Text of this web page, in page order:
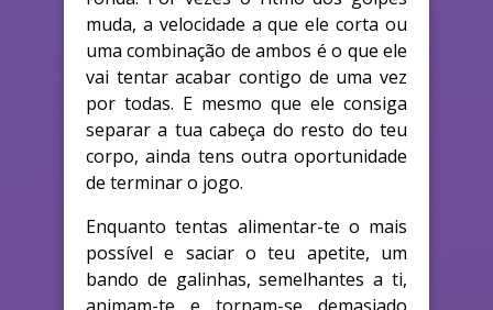
muda, a velocidade a que ele corta ou
uma combinação de ambos é o que ele
vai tentar acabar contigo de uma vez
por todas. E mesmo que ele consiga
separar a tua cabeça do resto do teu
corpo, ainda tens outra oportunidade
de terminar o jogo.
Enquanto tentas alimentar-te o mais
possível e saciar o teu apetite, um
bando de galinhas, semelhantes a ti,